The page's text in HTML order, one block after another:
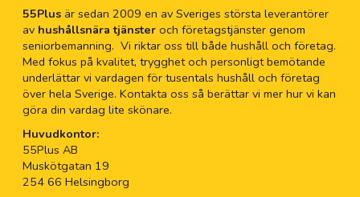
55Plusär sedan 2009 en av Sveriges största leverantörer
av hushållsnära tjänsteroch företagstjänster genom
seniorbemanning. Vi riktar oss till både hushåll och företag.
Med fokus på kvalitet, trygghet och personligt bemötande
underlättar vi vardagen för tusentals hushåll och företag
över hela Sverige. Kontakta oss så berättar vi mer hur vi kan
göra din vardag lite skönare.
Huvudkontor:
55Plus AB
Muskötgatan 19
254 66 Helsingborg